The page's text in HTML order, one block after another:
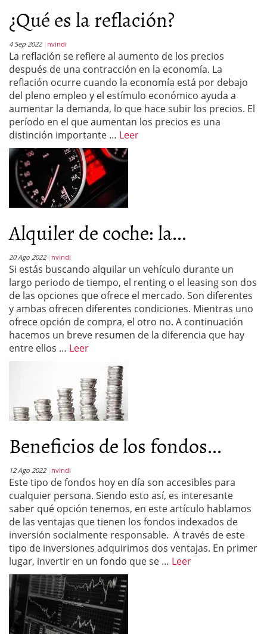
¿Qué es la reflación?
4 Sep 2022 nvindi
La reflación se refiere al aumento de los precios
después de una contracción en la economía. La
reflación ocurre cuando la economía está por debajo
del pleno empleo y el estímulo económico ayuda a
aumentar la demanda, lo que hace subir los precios. El
período en el que aumentan los precios es una
distinción importante … Leer
Alquiler de coche: la...
20 Ago 2022 nvindi
Si estás buscando alquilar un vehículo durante un
largo periodo de tiempo, el renting o el leasing son dos
de las opciones que ofrece el mercado. Son diferentes
y ambas ofrecen diferentes condiciones. Mientras uno
ofrece opción de compra, el otro no. A continuación
hacemos un breve resumen de la diferencia que hay
entre ellos … Leer
Beneficios de los fondos...
12 Ago 2022 nvindi
Este tipo de fondos hoy en día son accesibles para
cualquier persona. Siendo esto así, es interesante
saber qué opción tenemos, en este artículo hablamos
de las ventajas que tienen los fondos indexados de
inversión socialmente responsable. A través de este
tipo de inversiones adquirimos dos ventajas. En primer
lugar, invertir en un fondo que se … Leer